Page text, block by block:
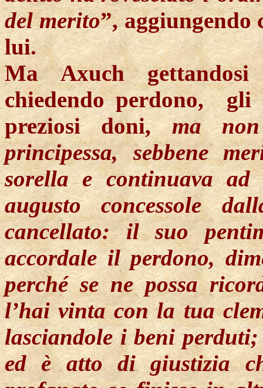
del merito”, aggiungendo
lui.
MaAxuchgettandosi
chiedendo perdono, gli
preziosi doni,ma
principessa, sebbene
sorella e continuava
augusto concessole
cancellato: il suo
accordale il perdono,
perché se ne possa
l’hai vinta con la tua
lasciandole i beni
ed è atto di giustizia